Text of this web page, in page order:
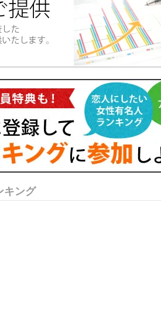
キング